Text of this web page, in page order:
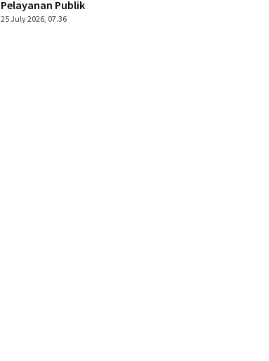
Pelayanan Publik
25 July 2026, 07.36